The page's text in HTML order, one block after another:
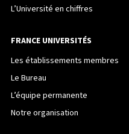
L’Université en chiffres
FRANCE UNIVERSITÉS
Les établissements membres
Le Bureau
L’équipe permanente
Notre organisation